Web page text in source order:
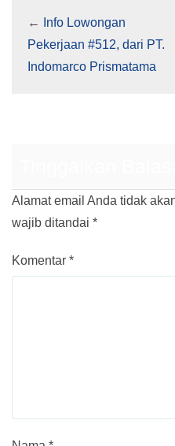
←
Info Lowongan
Pekerjaan #512, dari PT.
Indomarco Prismatama
Alamat email Anda tidak
wajib ditandai *
Komentar *